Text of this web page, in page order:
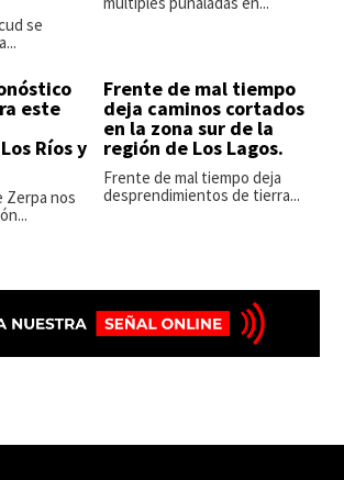
se
este
Ríos y
Zerpa nos
Frente de mal tiempo
deja caminos cortados
en la zona sur de la
región de Los Lagos.
Frente de mal tiempo deja
desprendimientos de tierra...